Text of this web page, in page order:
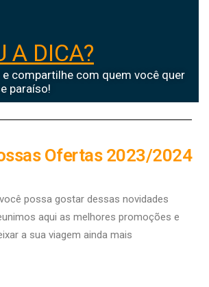
A DICA?
e compartilhe com quem você quer
paraíso!
Ofertas 2023/2024
possa gostar dessas novidades
aqui as melhores promoções e
a sua viagem ainda mais